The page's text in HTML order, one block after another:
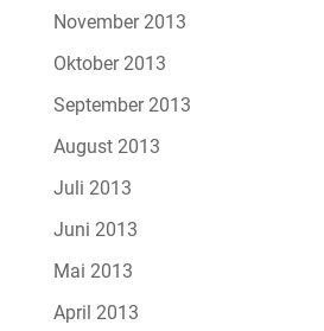
November 2013
Oktober 2013
September 2013
August 2013
Juli 2013
Juni 2013
Mai 2013
April 2013